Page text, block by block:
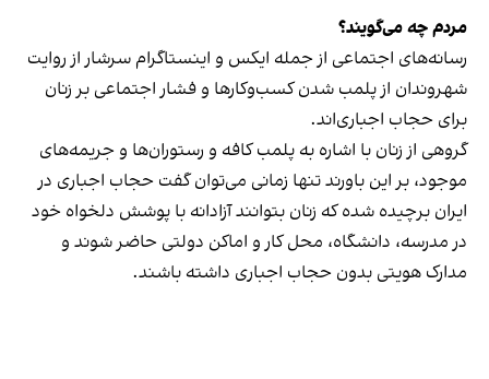
مردم چه می‌گویند؟
رسانه‎‌های اجتماعی از جمله ایکس و اینستاگرام سرشار از روایت
شهروندان از پلمب شدن کسب‌وکارها و فشار اجتماعی بر زنان
برای حجاب اجباری‌اند.
گروهی از زنان با اشاره به پلمب کافه و رستوران‌ها و جریمه‌های
موجود، بر این باورند تنها زمانی می‌توان گفت حجاب اجباری در
ایران برچیده شده که زنان بتوانند آزادانه با پوشش دلخواه خود
در مدرسه، دانشگاه، محل کار و اماکن دولتی حاضر شوند و
مدارک هویتی بدون حجاب اجباری داشته باشند.